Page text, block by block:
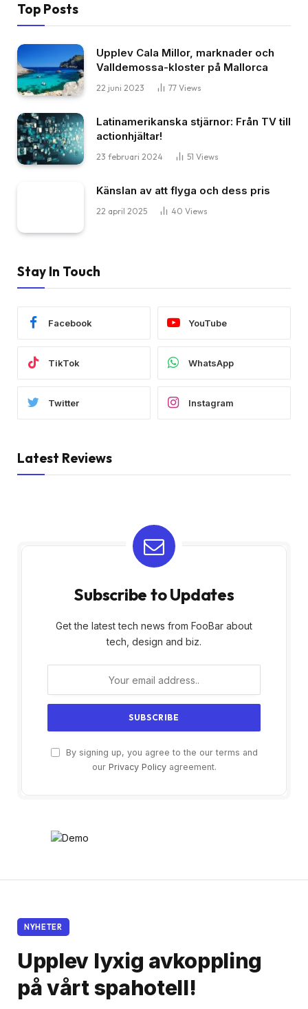
Top Posts
Upplev Cala Millor, marknader och
Valldemossa-kloster på Mallorca
22 juni 2023 77 Views
Latinamerikanska stjärnor: Från TV till
actionhjältar!
23 februari 2024 51 Views
Känslan av att flyga och dess pris
22 april 2025 40 Views
Stay In Touch
Facebook YouTube
TikTok WhatsApp
Twitter Instagram
Latest Reviews
Subscribe to Updates
Get the latest tech news from FooBar about
tech, design and biz.
By signing up, you agree to the our terms and
our Privacy Policyagreement.
NYHETER
Upplev lyxig avkoppling
på vårt spahotell!